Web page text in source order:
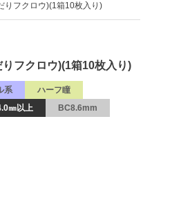
りフクロウ)(1箱10枚入り)
フクロウ)(1箱10枚入り)
系
ハーフ瞳
㎜以上
BC8.6mm